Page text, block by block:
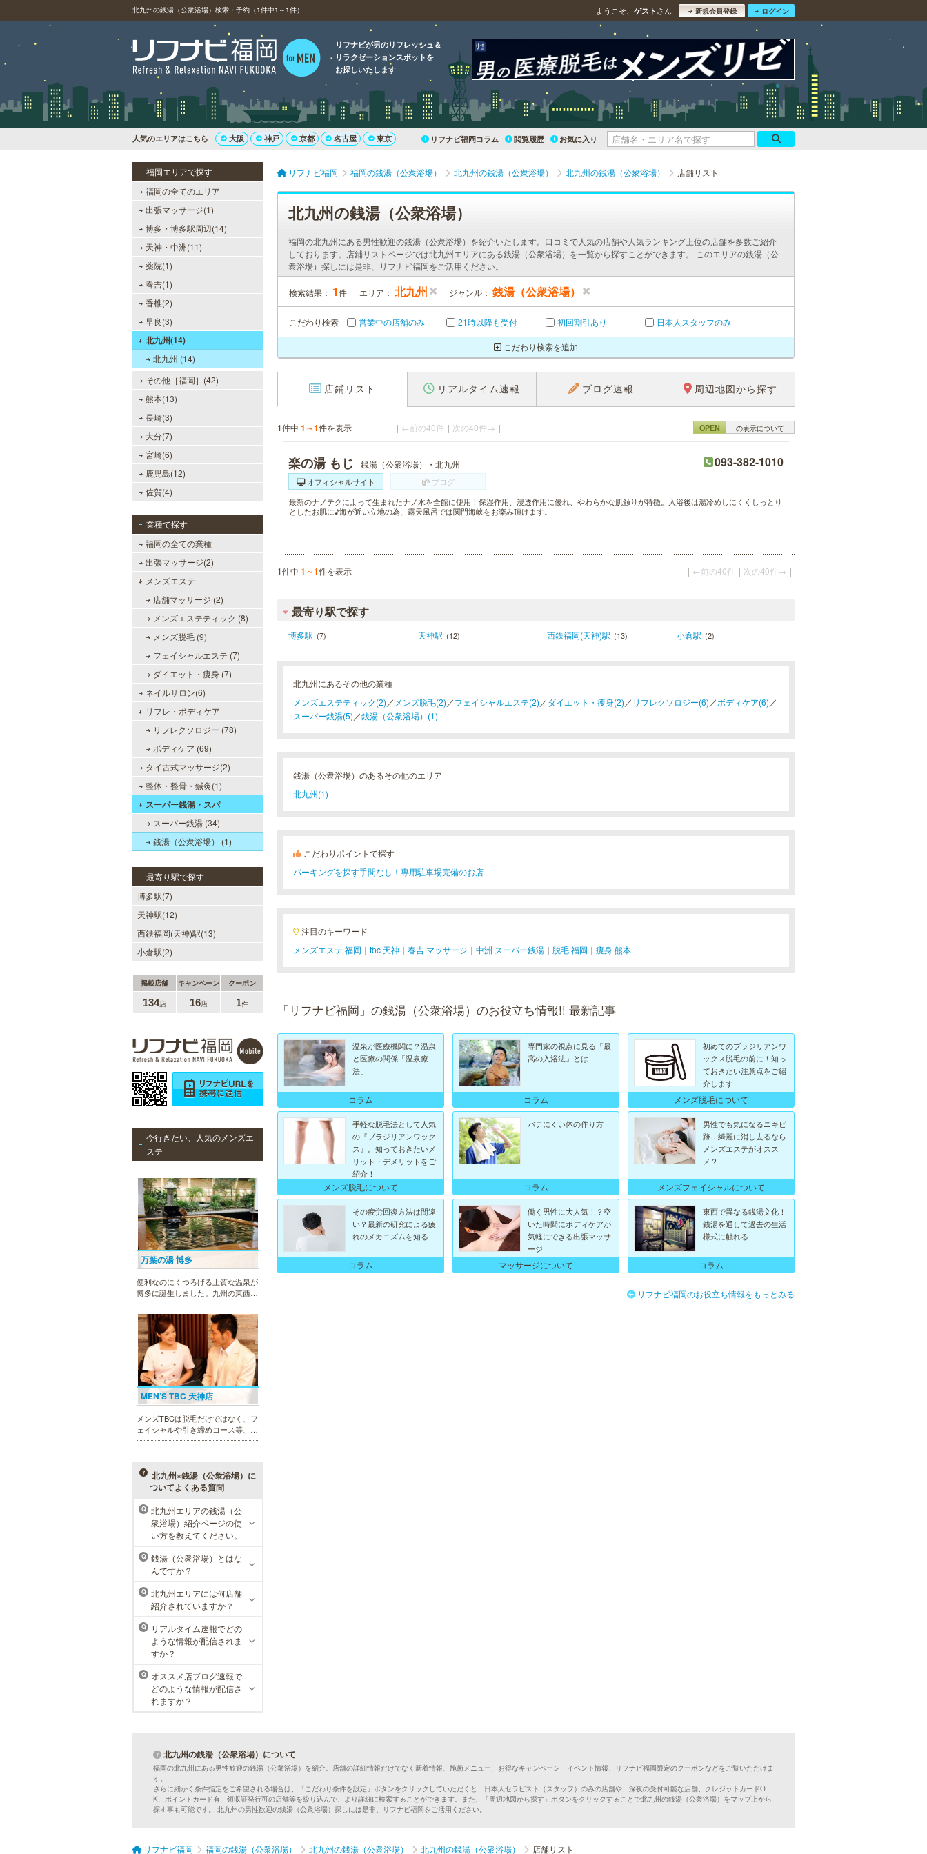
北九州の銭湯（公衆浴場）検索・予約（1件中1～1件） ようこそ、 ゲスト さん 新規会員登録 ログイン
リフナビが男のリフレッシュ＆
リラクゼーションスポットを
お探しいたします
人気のエリアはこちら 大阪 神戸 京都 名古屋 東京 リフナビ福岡コラム 閲覧履歴 お気に入り
福岡エリアで探す
福岡の全てのエリア
出張マッサージ(1)
博多・博多駅周辺(14)
天神・中洲(11)
薬院(1)
春吉(1)
香椎(2)
早良(3)
北九州(14)
北九州 (14)
その他［福岡］(42)
熊本(13)
長崎(3)
大分(7)
宮崎(6)
鹿児島(12)
佐賀(4)
業種で探す
福岡の全ての業種
出張マッサージ(2)
メンズエステ
店舗マッサージ (2)
メンズエステティック (8)
メンズ脱毛 (9)
フェイシャルエステ (7)
ダイエット・痩身 (7)
ネイルサロン(6)
リフレ・ボディケア
リフレクソロジー (78)
ボディケア (69)
タイ古式マッサージ(2)
整体・整骨・鍼灸(1)
スーパー銭湯・スパ
スーパー銭湯 (34)
銭湯（公衆浴場） (1)
最寄り駅で探す
博多駅(7)
天神駅(12)
西鉄福岡(天神)駅(13)
小倉駅(2)
掲載店舗 キャンペーン クーポン
134店 16店 1件
今行きたい、人気のメンズエ
ステ
MEN’S TBC 天神店
メンズTBCは脱毛だけではなく、フ
ェイシャルや引き締めコース等、豊
康的な美を全力でサポート。初めて
の方にも安心の、お得な体験コース
も多数ご用意しております。
メンズリゼクリニック 福岡天
神院
メンズリゼクリニックの永久脱毛が
全国で受けられます。多くの男性患
者様にご支持頂き、新宿1院から始
在では提携院含め全国10院を展開す
るクリニックになりました。
ラ・パルレ 天神店
ラ・パルレは独自の研究と実績をベ
ではなく、フェイシャルやヒーリン
グエステ等外側からも内側からも美
しくなるメニューを豊富に取り揃え
ております。お得な体験コースも必
見です。
メンズTBCはライフスタイルにリン
クした豊富なメニューをご提案。カ
ェイスケア等、お客様のニーズにマ
ッチした施術で日常に寄り添いま
す。まずはお得な体験コースをチェ
ック。
万葉の湯 博多
便利なのにくつろげる上質な温泉が
博多に誕生しました。九州の東西を
代表する名湯、大分・由布院と佐
賀・武雄から毎日運び込む最上質の
温泉を、高級旅館のような空間で、
手軽にお楽しみいただけます。
MEN’S TBC 天神店
メンズTBCは脱毛だけではなく、フ
ェイシャルや引き締めコース等、豊
富なメニューを取り揃え、男性の健
も多数ご用意しております。
メンズリゼクリニック 福岡天
神院
メンズリゼクリニックの永久脱毛が
全国で受けられます。多くの男性患
者様にご支持頂き、新宿1院から始
まったメンズリゼクリニックが、現
在では提携院含め全国10院を展開す
るクリニックになりました。
ラ・パルレ 天神店
ラ・パルレは独自の研究と実績をベ
ースに誕生。ダイエットや脱毛だけ
見です。
MEN’S TBC 博多本店（バスタ
ーミナル）
ラダ脱毛、ヒゲ脱毛、引き締め、フ
北九州×銭湯（公衆浴場）に
ついてよくある質問
Q
北九州エリアの銭湯（公
衆浴場）紹介ページの使
い方を教えてください。
Q
銭湯（公衆浴場）とはな
んですか？
Q
北九州エリアには何店舗
紹介されていますか？
Q
リアルタイム速報でどの
ような情報が配信されま
すか？
Q
オススメ店ブログ速報で
どのような情報が配信さ
れますか？
リフナビ福岡 福岡の銭湯（公衆浴場） 北九州の銭湯（公衆浴場） 北九州の銭湯（公衆浴場） 店舗リスト
北九州の銭湯（公衆浴場）
福岡の北九州にある男性歓迎の銭湯（公衆浴場）を紹介いたします。口コミで人気の店舗や人気ランキング上位の店舗を多数ご紹介
しております。店鋪リストページでは北九州エリアにある銭湯（公衆浴場）を一覧から探すことができます。 このエリアの銭湯（公
衆浴場）探しには是非、リフナビ福岡をご活用ください。
検索結果： 1件 エリア： 北九州 ジャンル： 銭湯（公衆浴場）
こだわり検索 営業中の店舗のみ 21時以降も受付 初回割引あり 日本人スタッフのみ
こだわり検索を追加
店鋪リスト リアルタイム速報 ブログ速報 周辺地図から探す
1件中 1～1件を表示 ｜ ←前の40件 ｜ 次の40件→ ｜ OPEN の表示について
楽の湯 もじ 銭湯（公衆浴場）・北九州 093-382-1010
オフィシャルサイト
ブログ
最新のナノテクによって生まれたナノ水を全館に使用！保湿作用、浸透作用に優れ、やわらかな肌触りが特徴。入浴後は湯冷めしにくくしっとり
としたお肌に♪海が近い立地の為、露天風呂では関門海峡をお楽み頂けます。
1件中 1～1件を表示 ｜ ←前の40件 ｜ 次の40件→ ｜
最寄り駅で探す
博多駅 (7) 天神駅 (12) 西鉄福岡(天神)駅 (13) 小倉駅 (2)
北九州にあるその他の業種
メンズエステティック(2) ／ メンズ脱毛(2) ／フェイシャルエステ(2) ／ダイエット・痩身(2) ／ リフレクソロジー(6) ／ボディケア(6) ／
スーパー銭湯(5) ／銭湯（公衆浴場）(1)
銭湯（公衆浴場）のあるその他のエリア
北九州(1)
こだわりポイントで探す
パーキングを探す手間なし！専用駐車場完備のお店
注目のキーワード
メンズエステ 福岡 ｜ tbc 天神 ｜ 春吉 マッサージ ｜ 中洲 スーパー銭湯 ｜ 脱毛 福岡 ｜ 痩身 熊本
「リフナビ福岡」の銭湯（公衆浴場）のお役立ち情報!! 最新記事
温泉が医療機関に？温泉
と医療の関係「温泉療
法」
コラム
専門家の視点に見る「最
高の入浴法」とは
コラム
初めてのブラジリアンワ
ックス脱毛の前に！知っ
ておきたい注意点をご紹
介します
メンズ脱毛について
手軽な脱毛法として人気
の『ブラジリアンワック
ス』。知っておきたいメ
リット・デメリットをご
紹介！
メンズ脱毛について
バテにくい体の作り方
コラム
男性でも気になるニキビ
跡…綺麗に消し去るなら
メンズエステがオスス
メ？
メンズフェイシャルについて
その疲労回復方法は間違
い？最新の研究による疲
れのメカニズムを知る
コラム
働く男性に大人気！？空
いた時間にボディケアが
気軽にできる出張マッサ
ージ
マッサージについて
東西で異なる銭湯文化！
銭湯を通して過去の生活
様式に触れる
コラム
リフナビ福岡のお役立ち情報をもっとみる
北九州の銭湯（公衆浴場）について
福岡の北九州にある男性歓迎の銭湯（公衆浴場）を紹介。店舗の詳細情報だけでなく新着情報、施術メニュー、お得なキャンペーン・イベント情報、リフナビ福岡限定のクーポンなどをご覧いただけま
す。
さらに細かく条件指定をご希望される場合は、「こだわり条件を設定」ボタンをクリックしていただくと、日本人セラピスト（スタッフ）のみの店舗や、深夜の受付可能な店舗、クレジットカードO
K、ポイントカード有、領収証発行可の店舗等を絞り込んで、より詳細に検索することができます。また、「周辺地図から探す」ボタンをクリックすることで北九州の銭湯（公衆浴場）をマップ上から
探す事も可能です。 北九州の男性歓迎の銭湯（公衆浴場）探しには是非、リフナビ福岡をご活用ください。
リフナビ福岡 福岡の銭湯（公衆浴場） 北九州の銭湯（公衆浴場） 北九州の銭湯（公衆浴場） 店舗リスト